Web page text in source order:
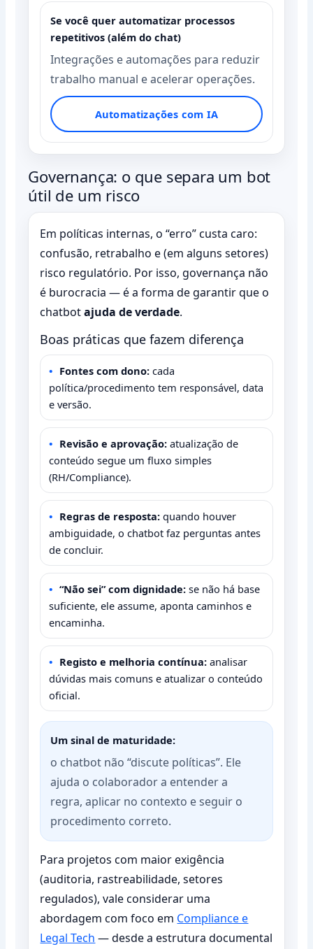
Se você quer automatizar processos
repetitivos (além do chat)
Integrações e automações para reduzir
trabalho manual e acelerar operações.
Automatizações com IA
Governança: o que separa um bot
útil de um risco
Em políticas internas, o “erro” custa caro:
confusão, retrabalho e (em alguns setores)
risco regulatório. Por isso, governança não
é burocracia — é a forma de garantir que o
chatbotajuda de verdade.
Boas práticas que fazem diferença
Fontes com dono: cada
política/procedimento tem responsável, data
e versão.
Revisão e aprovação: atualização de
conteúdo segue um fluxo simples
(RH/Compliance).
Regras de resposta: quando houver
ambiguidade, o chatbot faz perguntas antes
de concluir.
“Não sei” com dignidade: se não há base
suficiente, ele assume, aponta caminhos e
encaminha.
Registo e melhoria contínua: analisar
dúvidas mais comuns e atualizar o conteúdo
oficial.
Um sinal de maturidade:
o chatbot não “discute políticas”. Ele
ajuda o colaborador a entender a
regra, aplicar no contexto e seguir o
procedimento correto.
Para projetos com maior exigência
(auditoria, rastreabilidade, setores
regulados), vale considerar uma
abordagem com foco em Compliance e
Legal Tech — desde a estrutura documental